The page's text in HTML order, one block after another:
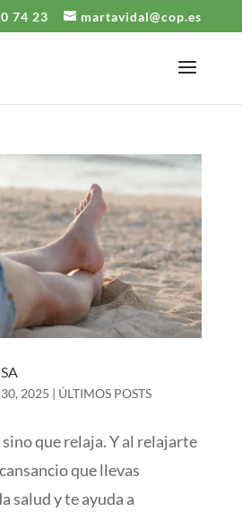
74 23 martavidal@cop.es
2025 | ÚLTIMOS POSTS
sino que relaja. Y al relajarte
que llevas
salud y te ayuda a